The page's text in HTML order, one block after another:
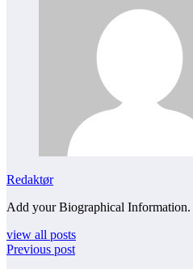
Redaktør
Add your Biographical Information.
view all posts
Previous post